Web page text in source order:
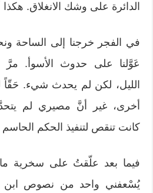
الدائرة على وشك الانغلاق.
في الفجر خرجنا إلى الساحة
عَوَّلنا على حدوث الأسوأ. مرَّ
الليل، لكن لم يحدث شيء. حَقّاً
أخرى، غير أنَّ مصيري لم
كانت تنقص لتنفيذ الحكم الحاسم
فيما بعد علّقتُ على سخرية
يُسْعفني واحد من نصوص ابن